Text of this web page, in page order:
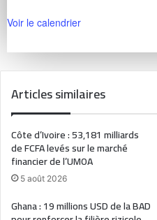
Voir le calendrier
Articles similaires
Côte d’Ivoire : 53,181 milliards
de FCFA levés sur le marché
financier de l’UMOA
5 août 2026
Ghana : 19 millions USD de la BAD